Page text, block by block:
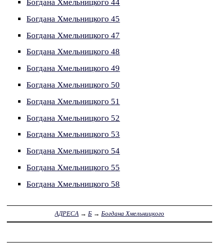
Богдана Хмельницкого 44
Богдана Хмельницкого 45
Богдана Хмельницкого 47
Богдана Хмельницкого 48
Богдана Хмельницкого 49
Богдана Хмельницкого 50
Богдана Хмельницкого 51
Богдана Хмельницкого 52
Богдана Хмельницкого 53
Богдана Хмельницкого 54
Богдана Хмельницкого 55
Богдана Хмельницкого 58
АДРЕСА → Б → Богдана Хмельницкого